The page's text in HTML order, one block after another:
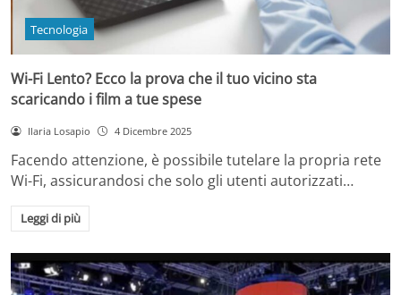
Tecnologia
Wi-Fi Lento? Ecco la prova che il tuo vicino sta
scaricando i film a tue spese
Ilaria Losapio 4 Dicembre 2025
Facendo attenzione, è possibile tutelare la propria rete
Wi-Fi, assicurandosi che solo gli utenti autorizzati…
Leggi di più